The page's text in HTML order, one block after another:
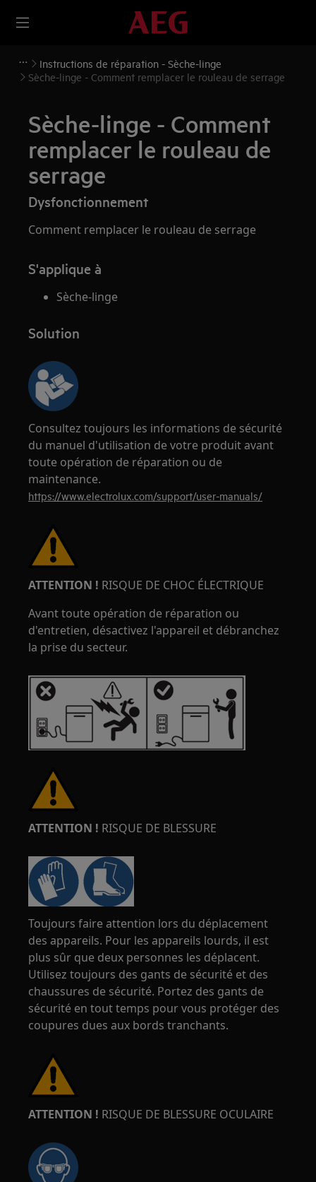
Instructions de réparation - Sèche-linge
Sèche-linge - Comment remplacer le rouleau de serrage
Sèche-linge - Comment
remplacer le rouleau de
serrage
Dysfonctionnement
Comment remplacer le rouleau de serrage
S'applique à
Sèche-linge
Solution
Consultez toujours les informations de sécurité
du manuel d'utilisation de votre produit avant
toute opération de réparation ou de
maintenance.
https://www.electrolux.com/support/user-manuals/
ATTENTION ! RISQUE DE CHOC ÉLECTRIQUE
Avant toute opération de réparation ou
d'entretien, désactivez l'appareil et débranchez
la prise du secteur.
ATTENTION ! RISQUE DE BLESSURE
Toujours faire attention lors du déplacement
des appareils. Pour les appareils lourds, il est
plus sûr que deux personnes les déplacent.
Utilisez toujours des gants de sécurité et des
chaussures de sécurité. Portez des gants de
sécurité en tout temps pour vous protéger des
coupures dues aux bords tranchants.
ATTENTION ! RISQUE DE BLESSURE OCULAIRE